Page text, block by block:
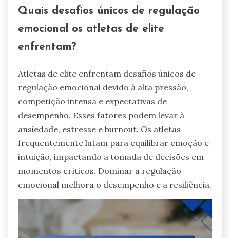
Quais desafios únicos de regulação
emocional os atletas de elite
enfrentam?
Atletas de elite enfrentam desafios únicos de
regulação emocional devido à alta pressão,
competição intensa e expectativas de
desempenho. Esses fatores podem levar à
ansiedade, estresse e burnout. Os atletas
frequentemente lutam para equilibrar emoção e
intuição, impactando a tomada de decisões em
momentos críticos. Dominar a regulação
emocional melhora o desempenho e a resiliência.